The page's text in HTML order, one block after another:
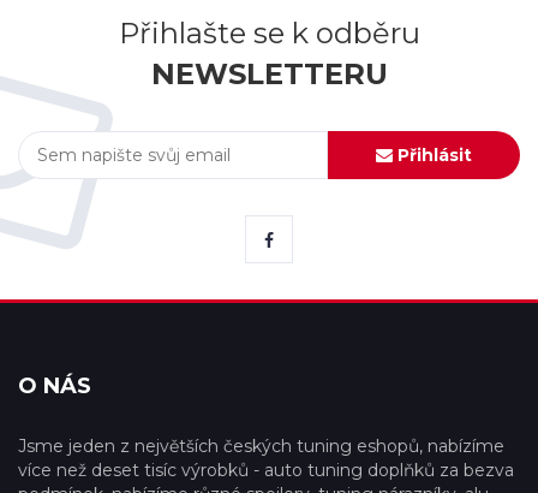
Přihlašte se k odběru
NEWSLETTERU
Přihlásit
O NÁS
Jsme jeden z největších českých tuning eshopů, nabízíme
více než deset tisíc výrobků - auto tuning doplňků za bezva